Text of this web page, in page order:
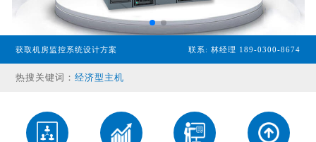
获取机房监控系统设计方案 联系: 林经理 189-0300-8674
热搜关键词：经济型主机
温湿度传感器
配电监控设备